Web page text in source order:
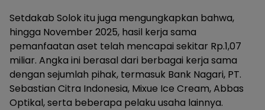
Setdakab Solok itu juga mengungkapkan bahwa,
hingga November 2025, hasil kerja sama
pemanfaatan aset telah mencapai sekitar Rp.1,07
miliar. Angka ini berasal dari berbagai kerja sama
dengan sejumlah pihak, termasuk Bank Nagari, PT.
Sebastian Citra Indonesia, Mixue Ice Cream, Abbas
Optikal, serta beberapa pelaku usaha lainnya.